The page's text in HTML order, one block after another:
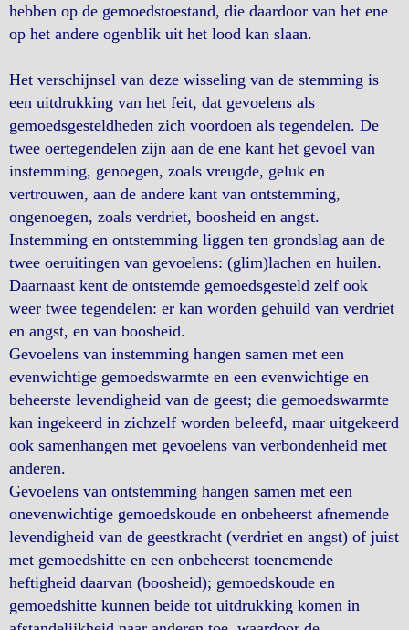
hebben op de gemoedstoestand, die daardoor van het ene
op het andere ogenblik uit het lood kan slaan.
Het verschijnsel van deze wisseling van de stemming is
een uitdrukking van het feit, dat gevoelens als
gemoedsgesteldheden zich voordoen als tegendelen. De
twee oertegendelen zijn aan de ene kant het gevoel van
instemming, genoegen, zoals vreugde, geluk en
vertrouwen, aan de andere kant van ontstemming,
ongenoegen, zoals verdriet, boosheid en angst.
Instemming en ontstemming liggen ten grondslag aan de
twee oeruitingen van gevoelens: (glim)lachen en huilen.
Daarnaast kent de ontstemde gemoedsgesteld zelf ook
weer twee tegendelen: er kan worden gehuild van verdriet
en angst, en van boosheid.
Gevoelens van instemming hangen samen met een
evenwichtige gemoedswarmte en een evenwichtige en
beheerste levendigheid van de geest; die gemoedswarmte
kan ingekeerd in zichzelf worden beleefd, maar uitgekeerd
ook samenhangen met gevoelens van verbondenheid met
anderen.
Gevoelens van ontstemming hangen samen met een
onevenwichtige gemoedskoude en onbeheerst afnemende
levendigheid van de geestkracht (verdriet en angst) of juist
met gemoedshitte en een onbeheerst toenemende
heftigheid daarvan (boosheid); gemoedskoude en
gemoedshitte kunnen beide tot uitdrukking komen in